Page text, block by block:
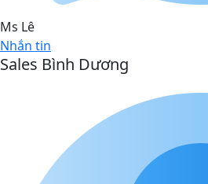
Ms Lê
Nhắn tin
Sales Bình Dương